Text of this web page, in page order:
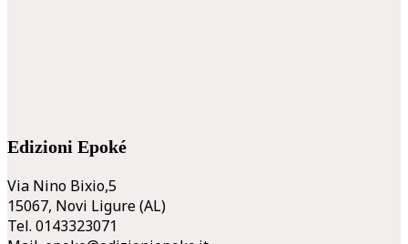
Edizioni Epoké
Via Nino Bixio,5
15067, Novi Ligure (AL)
Tel. 0143323071